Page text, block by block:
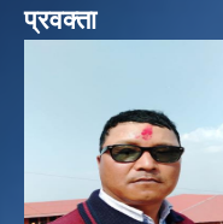
प्रवक्ता